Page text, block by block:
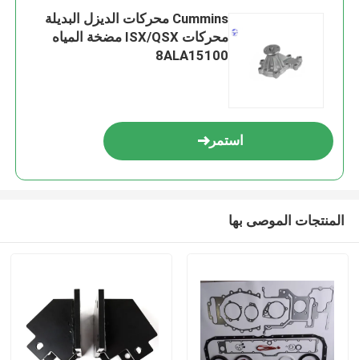
Cummins محركات الديزل البديلة
محركات ISX/QSX مضخة المياه
8ALA15100
استمر
المنتجات الموصى بها